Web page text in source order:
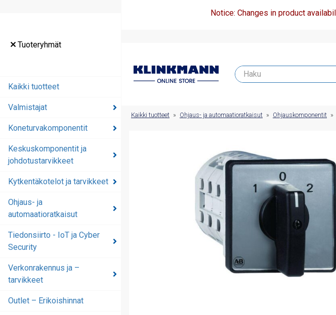
Tuoteryhmät
Kaikki tuotteet
Valmistajat
Koneturvakomponentit
Keskuskomponentit ja
johdotustarvikkeet
Kytkentäkotelot ja tarvikkeet
Ohjaus- ja
automaatioratkaisut
Tiedonsiirto - IoT ja Cyber
Security
Verkonrakennus ja –
tarvikkeet
Outlet – Erikoishinnat
Notice: Changes in product
automaatioratkaisut
Kaikki tuotteet » Ohjaus- ja automaatioratkaisut » Ohjauskomponentit »